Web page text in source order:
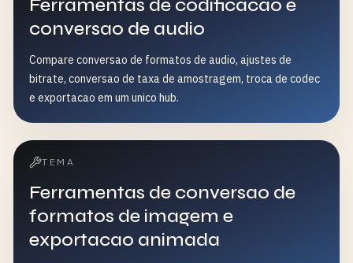
Ferramentas de codificacao e
conversao de audio
Compare conversao de formatos de audio, ajustes de
bitrate, conversao de taxa de amostragem, troca de codec
e exportacao em um unico hub.
TEMA
Ferramentas de conversao de
formatos de imagem e
exportacao animada